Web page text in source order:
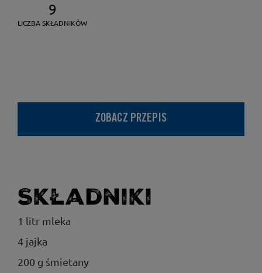
9
LICZBA SKŁADNIKÓW
ZOBACZ PRZEPIS
Składniki
1 litr mleka
4 jajka
200 g śmietany